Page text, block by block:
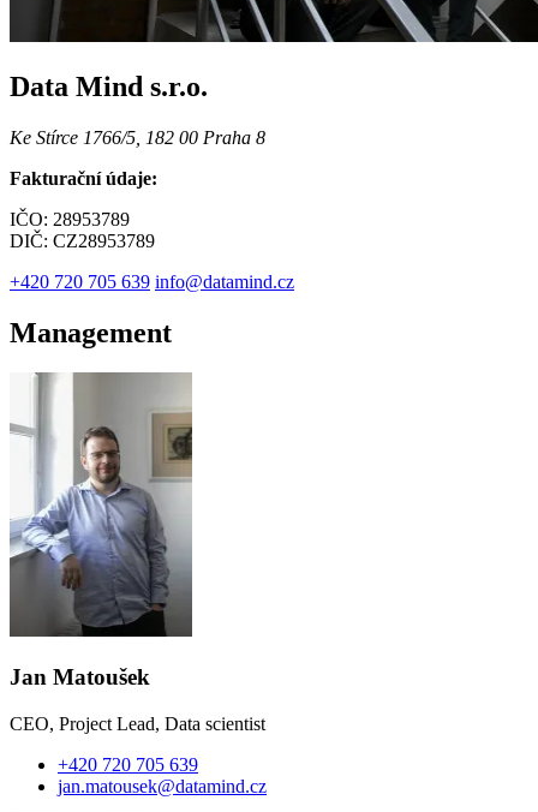
Data Mind s.r.o.
Ke Stírce 1766/5, 182 00 Praha 8
Fakturační údaje:
IČO: 28953789
DIČ: CZ28953789
+420 720 705 639 info@datamind.cz
Management
Jan Matoušek
CEO, Project Lead, Data scientist
+420 720 705 639
jan.matousek@datamind.cz